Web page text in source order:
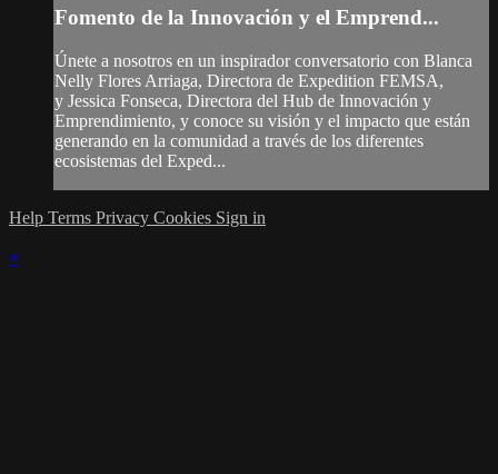
Fomento de la Innovación y el Emprend...
Únete a nosotros en un inspirador conversatorio con Blanca
Nelly Flores Arriaga, Directora de Expedition FEMSA,
y Jessica Fonseca, Directora del Hub de Innovación y
Emprendimiento, y conoce su visión y el impacto que están
generando en la comunidad a través de los diferentes
ecosistemas del Exped...
Help Terms Privacy Cookies Sign in
×